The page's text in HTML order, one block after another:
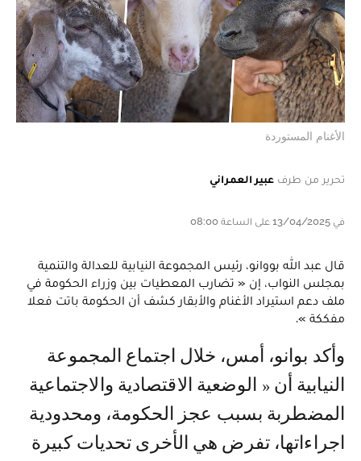
الأغنام المستوردة
تحرير من طرف عبير العمراني
في 13/04/2025 على الساعة 08:00
قال عبد الله بووانو، رئيس المجموعة النيابية للعدالة والتنمية
بمجلس النواب، إن « تضارب المعطيات بين وزراء الحكومة في
ملف دعم استيراد الأغنام والأبقار كشف أن الحكومة باتت فعلا
مفككة ».
وأكد بوانو، أمس، خلال اجتماع المجموعة
النيابية أن « الوضعية الاقتصادية والاجتماعية
المضطربة بسبب عجز الحكومة، ومحدودية
اجراءاتها، تفرض هي الأخرى تحديات كبيرة